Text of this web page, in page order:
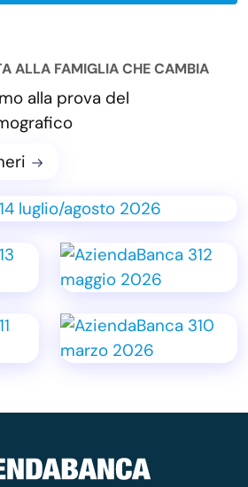
ALLA FAMIGLIA CHE CAMBIA
alla prova del